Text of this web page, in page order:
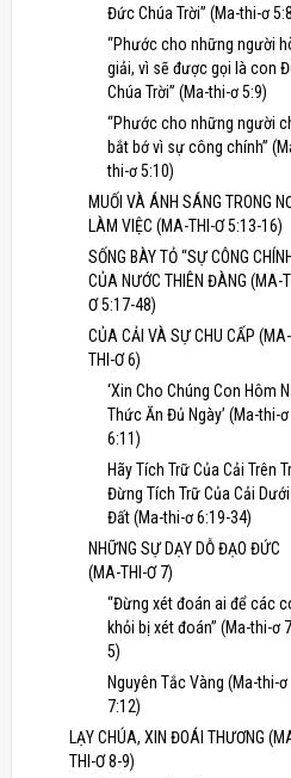
Đức Chúa Trời” (Ma-thi-ơ
“Phước cho những người
giải, vì sẽ được gọi là con
Chúa Trời” (Ma-thi-ơ 5:9)
“Phước cho những người
bắt bớ vì sự công chính”
thi-ơ 5:10)
MUỐI VÀ ÁNH SÁNG TRONG
LÀM VIỆC (MA-THI-Ơ 5:13-16)
SỐNG BÀY TỎ “SỰ CÔNG
CỦA NƯỚC THIÊN ĐÀNG (MA-
Ơ 5:17-48)
CỦA CẢI VÀ SỰ CHU CẤP (MA-
THI-Ơ 6)
‘Xin Cho Chúng Con Hôm
Thức Ăn Đủ Ngày’ (Ma-thi-ơ
6:11)
Hãy Tích Trữ Của Cải Trên
Đừng Tích Trữ Của Cải Dưới
Đất (Ma-thi-ơ 6:19-34)
NHỮNG SỰ DẠY DỖ ĐẠO ĐỨC
(MA-THI-Ơ 7)
“Đừng xét đoán ai để các
khỏi bị xét đoán” (Ma-thi-ơ
5)
Nguyên Tắc Vàng (Ma-thi-ơ
7:12)
LẠY CHÚA, XIN ĐOÁI THƯƠNG
THI-Ơ 8-9)